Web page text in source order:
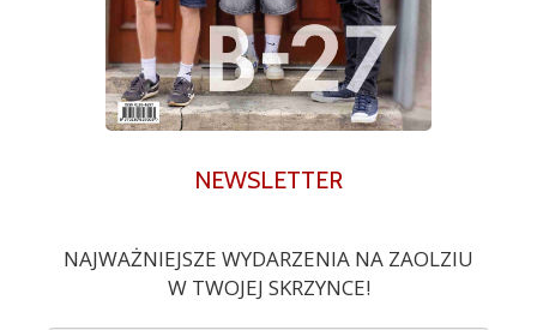
NEWSLETTER
NAJWAŻNIEJSZE WYDARZENIA NA ZAOLZIU
W TWOJEJ SKRZYNCE!